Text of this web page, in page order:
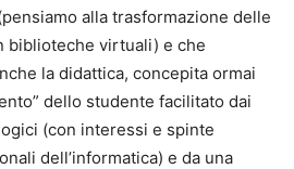
alla trasformazione delle
biblioteche virtuali) e che
la didattica, concepita ormai
dello studente facilitato dai
(con interessi e spinte
dell’informatica) e da una